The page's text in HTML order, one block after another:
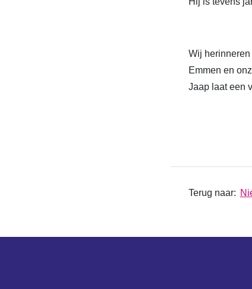
Wij
Emmen en
Jaap laat een
Terug naar: